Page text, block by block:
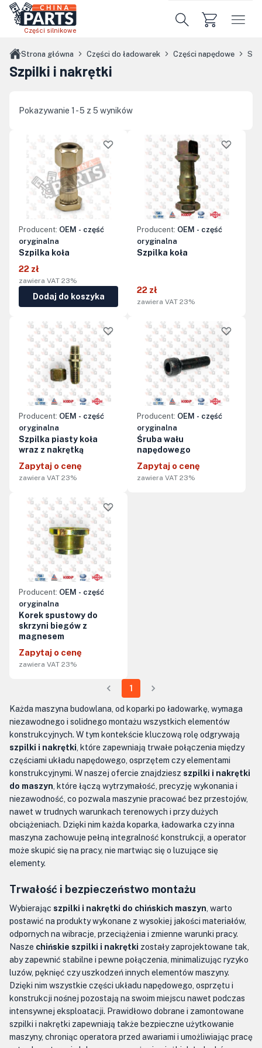
Przejdź do treści głównej
Części silnikowe
Strona główna Części do ładowarek Części napędowe
Szpilki i nakrętki
Pokazywanie 1 - 5 z 5 wyników
Producent: OEM - część
oryginalna
Szpilka koła
22 zł
zawiera VAT 23%
Dodaj do koszyka
Producent: OEM - część
oryginalna
Szpilka koła
22 zł
zawiera VAT 23%
Producent: OEM - część
oryginalna
Szpilka piasty koła
wraz z nakrętką
Zapytaj o cenę
zawiera VAT 23%
Producent: OEM - część
oryginalna
Śruba wału
napędowego
Zapytaj o cenę
zawiera VAT 23%
Producent: OEM - część
oryginalna
Korek spustowy do
skrzyni biegów z
magnesem
Zapytaj o cenę
zawiera VAT 23%
1
Każda maszyna budowlana, od koparki po ładowarkę, wymaga
niezawodnego i solidnego montażu wszystkich elementów
konstrukcyjnych. W tym kontekście kluczową rolę odgrywają
szpilki i nakrętki , które zapewniają trwałe połączenia między
częściami układu napędowego, osprzętem czy elementami
konstrukcyjnymi. W naszej ofercie znajdziesz szpilki i nakrętki
do maszyn , które łączą wytrzymałość, precyzję wykonania i
niezawodność, co pozwala maszynie pracować bez przestojów,
nawet w trudnych warunkach terenowych i przy dużych
obciążeniach. Dzięki nim każda koparka, ładowarka czy inna
maszyna zachowuje pełną integralność konstrukcji, a operator
może skupić się na pracy, nie martwiąc się o luzujące się
elementy.
Trwałość i bezpieczeństwo montażu
Wybierając szpilki i nakrętki do chińskich maszyn , warto
postawić na produkty wykonane z wysokiej jakości materiałów,
odpornych na wibracje, przeciążenia i zmienne warunki pracy.
Nasze chińskie szpilki i nakrętki zostały zaprojektowane tak,
aby zapewnić stabilne i pewne połączenia, minimalizując ryzyko
luzów, pęknięć czy uszkodzeń innych elementów maszyny.
Dzięki nim wszystkie części układu napędowego, osprzętu i
konstrukcji nośnej pozostają na swoim miejscu nawet podczas
intensywnej eksploatacji. Prawidłowo dobrane i zamontowane
szpilki i nakrętki zapewniają także bezpieczne użytkowanie
maszyny, chroniąc operatora przed awariami i umożliwiając pracę